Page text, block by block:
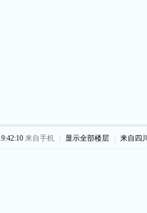
来自手机 显示全部楼层 来自四川